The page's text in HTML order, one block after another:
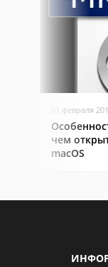
01 февраля
чем
macOS